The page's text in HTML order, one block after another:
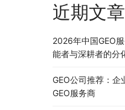
近期文章
2026年中国GEO
能者与深耕者的分
GEO公司推荐：企
GEO服务商